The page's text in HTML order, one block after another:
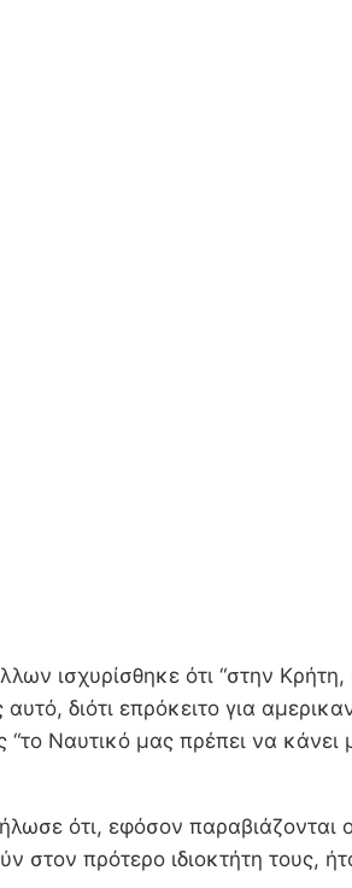
ισχυρίσθηκε ότι “στην
διότι επρόκειτο για
Ναυτικό μας πρέπει να κάνει
ότι, εφόσον παραβιάζονται
στον πρότερο ιδιοκτήτη τους,